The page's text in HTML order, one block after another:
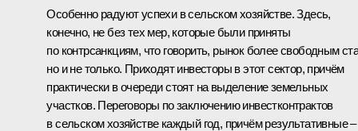
Особенно радуют успехи в сельском хозяйстве. Здесь,
конечно, не без тех мер, которые были приняты
по контрсанкциям, что говорить, рынок более свободным
но и не только. Приходят инвесторы в этот сектор, причём
практически в очереди стоят на выделение земельных
участков. Переговоры по заключению инвестконтрактов
в сельском хозяйстве каждый год, причём результативные –